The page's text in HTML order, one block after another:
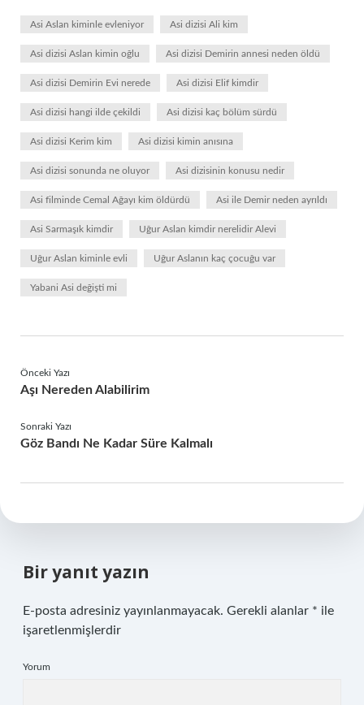
Asi Aslan kiminle evleniyor Asi dizisi Ali kim
Asi dizisi Aslan kimin oğlu Asi dizisi Demirin annesi neden öldü
Asi dizisi Demirin Evi nerede Asi dizisi Elif kimdir
Asi dizisi hangi ilde çekildi Asi dizisi kaç bölüm sürdü
Asi dizisi Kerim kim Asi dizisi kimin anısına
Asi dizisi sonunda ne oluyor Asi dizisinin konusu nedir
Asi filminde Cemal Ağayı kim öldürdü Asi ile Demir neden ayrıldı
Asi Sarmaşık kimdir Uğur Aslan kimdir nerelidir Alevi
Uğur Aslan kiminle evli Uğur Aslanın kaç çocuğu var
Yabani Asi değişti mi
Önceki Yazı
Aşı Nereden Alabilirim
Sonraki Yazı
Göz Bandı Ne Kadar Süre Kalmalı
Bir yanıt yazın
E-posta adresiniz yayınlanmayacak. Gerekli alanlar * ile
işaretlenmişlerdir
Yorum